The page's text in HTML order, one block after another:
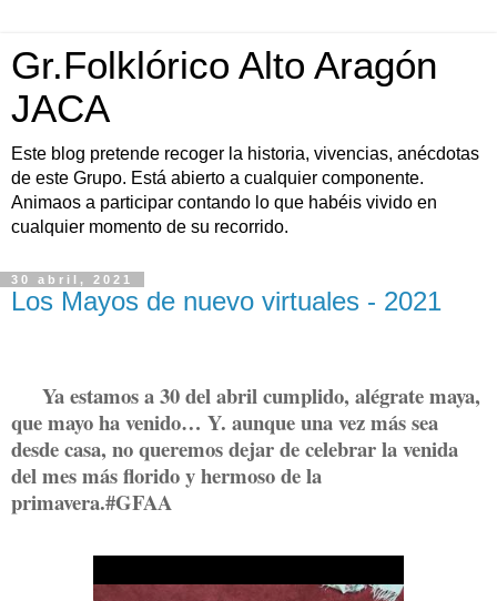
Gr.Folklórico Alto Aragón
JACA
Este blog pretende recoger la historia, vivencias, anécdotas
de este Grupo. Está abierto a cualquier componente.
Animaos a participar contando lo que habéis vivido en
cualquier momento de su recorrido.
30 abril, 2021
Los Mayos de nuevo virtuales - 2021
Ya estamos a 30 del abril cumplido, alégrate maya,
que mayo ha venido… Y. aunque una vez más sea
desde casa, no queremos dejar de celebrar la venida
del mes más florido y hermoso de la
primavera.#GFAA